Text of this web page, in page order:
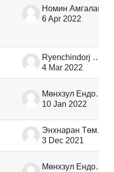
Номин Амгалан
6 Apr 2022
Ryenchindorj Erkhembayar
4 Mar 2022
Мөнхзул Ёндонжамц
10 Jan 2022
Энхнаран Төмөрбаатар
3 Dec 2021
Мөнхзул Ёндонжамц